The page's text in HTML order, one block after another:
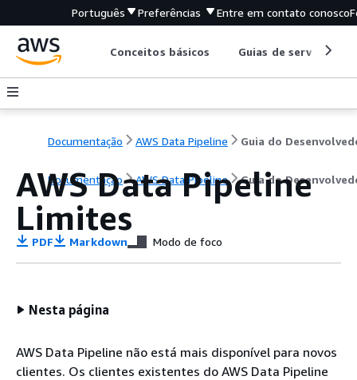
Português Preferências Entre em contato conosco
Conceitos básicos Guias de serviço
Documentação AWS Data Pipeline Guia do
Documentação AWS Data Pipeline Guia do
AWS Data Pipeline
Limites
PDF Markdown Modo de foco
Nesta página
AWS Data Pipeline não está mais disponível para novos
clientes. Os clientes existentes do AWS Data Pipeline